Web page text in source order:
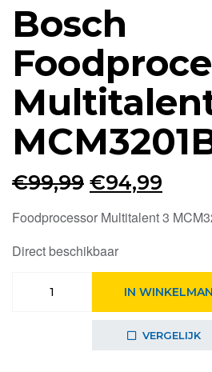
Bosch
€99,99
prijs
€94,99
prijs
Foodprocessor Multitalent 3
Direct beschikbaar
Foodprocessor
IN
VERGELIJK